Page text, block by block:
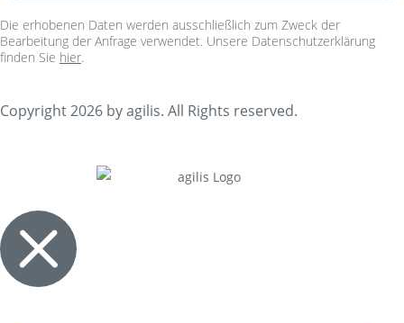
Die erhobenen Daten werden ausschließlich zum Zweck der
Bearbeitung der Anfrage verwendet. Unsere Datenschutzerklärung
finden Sie hier.
Copyright 2026 by agilis. All Rights reserved.